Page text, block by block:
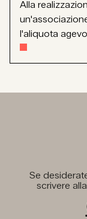
Alla
l'aliquota
Se
scrivere